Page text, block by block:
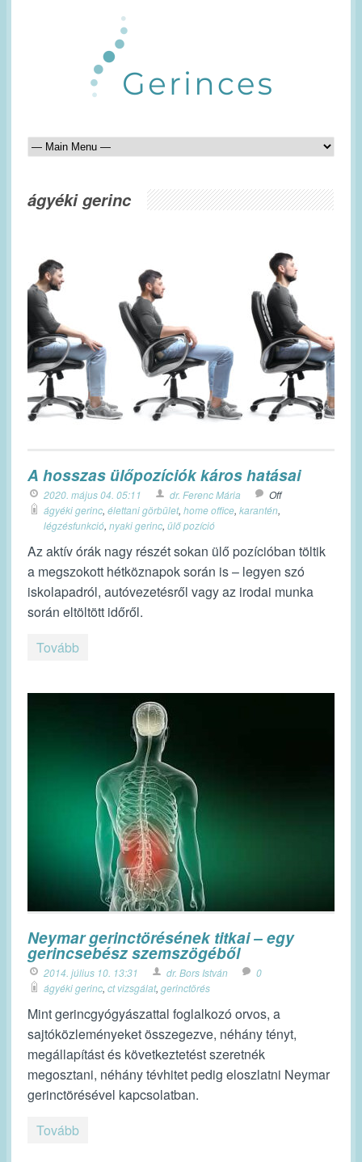
ágyéki gerinc
A hosszas ülőpozíciók káros hatásai
2020. május 04. 05:11 dr. Ferenc Mária
Off
ágyéki gerinc, élettani görbület, home office, karantén,
légzésfunkció, nyaki gerinc, ülő pozíció
Az aktív órák nagy részét sokan ülő pozícióban töltik
a megszokott hétköznapok során is – legyen szó
iskolapadról, autóvezetésről vagy az irodai munka
során eltöltött időről.
Tovább
Neymar gerinctörésének titkai – egy
gerincsebész szemszögéből
2014. július 10. 13:31 dr. Bors István
0
ágyéki gerinc, ct vizsgálat, gerinctörés
Mint gerincgyógyászattal foglalkozó orvos, a
sajtóközleményeket összegezve, néhány tényt,
megállapítást és következtetést szeretnék
megosztani, néhány tévhitet pedig eloszlatni Neymar
gerinctörésével kapcsolatban.
Tovább